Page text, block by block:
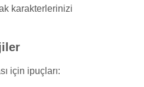
karakterlerinizi
için ipuçları: